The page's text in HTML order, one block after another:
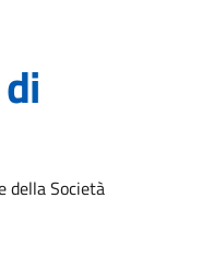
della Società